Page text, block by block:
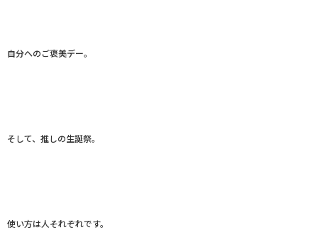
自分へのご褒美デー。
そして、推しの生誕祭。
使い方は人それぞれです。